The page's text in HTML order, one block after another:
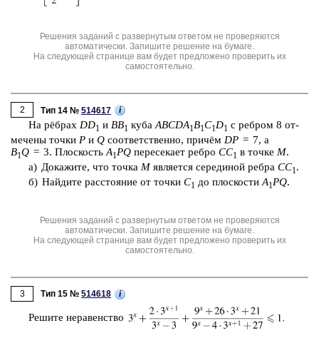
Решения заданий с развернутым ответом не проверяются
автоматически. Запишите решение на бумаге.
На следующей странице вам будет предложено проверить их
самостоятельно.
2 Тип 14 № 514617 i
На рёбрах DD1 и BB1 куба ABCDA1B1C1D1 с реб­ром 8 от­
ме­че­ны точки Р и Q со­от­вет­ствен­но, причём DP = 7, а
B1Q = 3. Плос­кость A1PQ пе­ре­се­ка­ет ребро CC1 в точке М.
а) До­ка­жи­те, что точка М яв­ля­ет­ся се­ре­ди­ной ребра CC1 .
б) Най­ди­те рас­сто­я­ние от точки С1 до плос­ко­сти A1 PQ.
Решения заданий с развернутым ответом не проверяются
автоматически. Запишите решение на бумаге.
На следующей странице вам будет предложено проверить их
самостоятельно.
3 Тип 15 № 514618 i
Ре­ши­те не­ра­вен­ство